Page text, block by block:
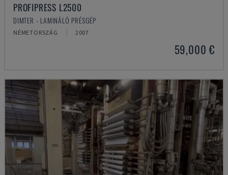
PROFIPRESS L2500
DIMTER - LAMINÁLÓ PRÉSGÉP
NÉMETORSZÁG 2007
59,000 €